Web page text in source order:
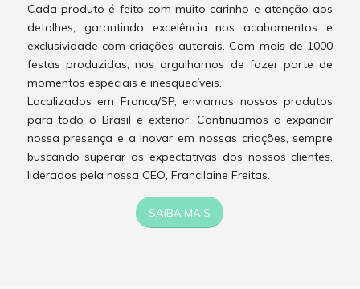
Cada produto é feito com muito carinho e atenção aos
detalhes, garantindo excelência nos acabamentos e
exclusividade com criações autorais. Com mais de 1000
festas produzidas, nos orgulhamos de fazer parte de
momentos especiais e inesquecíveis.
Localizados em Franca/SP, enviamos nossos produtos
para todo o Brasil e exterior. Continuamos a expandir
nossa presença e a inovar em nossas criações, sempre
buscando superar as expectativas dos nossos clientes,
liderados pela nossa CEO, Francilaine Freitas.
SAIBA MAIS